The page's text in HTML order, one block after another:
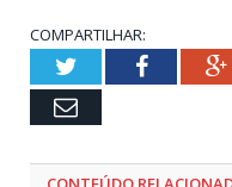
COMPARTILHAR:
TwitterFacebook
Email